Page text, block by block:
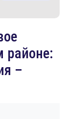
районе:
–